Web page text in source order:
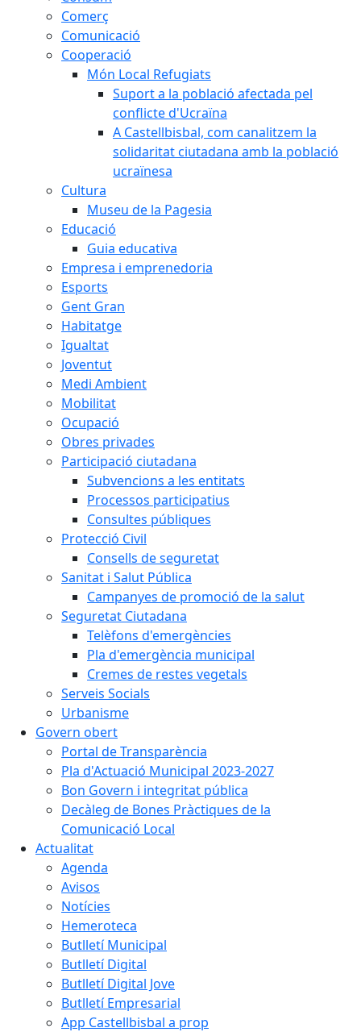
Comerç
Comunicació
Cooperació
Món Local Refugiats
Suport a la població afectada pel
conflicte d'Ucraïna
A Castellbisbal, com canalitzem la
solidaritat ciutadana amb la població
ucraïnesa
Cultura
Museu de la Pagesia
Educació
Guia educativa
Empresa i emprenedoria
Esports
Gent Gran
Habitatge
Igualtat
Joventut
Medi Ambient
Mobilitat
Ocupació
Obres privades
Participació ciutadana
Subvencions a les entitats
Processos participatius
Consultes públiques
Protecció Civil
Consells de seguretat
Sanitat i Salut Pública
Campanyes de promoció de la salut
Seguretat Ciutadana
Telèfons d'emergències
Pla d'emergència municipal
Cremes de restes vegetals
Serveis Socials
Urbanisme
Govern obert
Portal de Transparència
Pla d'Actuació Municipal 2023-2027
Bon Govern i integritat pública
Decàleg de Bones Pràctiques de la
Comunicació Local
Actualitat
Agenda
Avisos
Notícies
Hemeroteca
Butlletí Municipal
Butlletí Digital
Butlletí Digital Jove
Butlletí Empresarial
App Castellbisbal a prop